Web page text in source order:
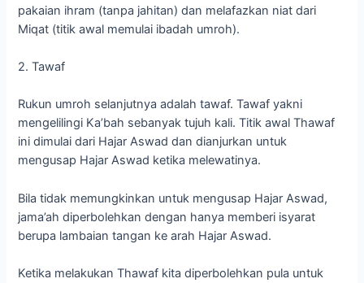
pakaian ihram (tanpa jahitan) dan melafazkan niat dari
Miqat (titik awal memulai ibadah umroh).
2. Tawaf
Rukun umroh selanjutnya adalah tawaf. Tawaf yakni
mengelilingi Ka’bah sebanyak tujuh kali. Titik awal Thawaf
ini dimulai dari Hajar Aswad dan dianjurkan untuk
mengusap Hajar Aswad ketika melewatinya.
Bila tidak memungkinkan untuk mengusap Hajar Aswad,
jama’ah diperbolehkan dengan hanya memberi isyarat
berupa lambaian tangan ke arah Hajar Aswad.
Ketika melakukan Thawaf kita diperbolehkan pula untuk